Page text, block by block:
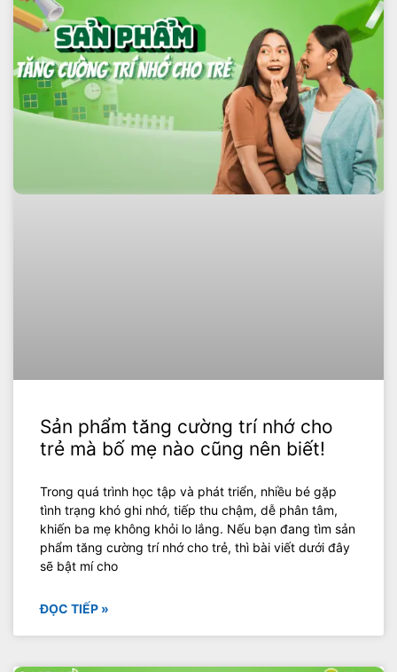
Sản phẩm tăng cường trí nhớ cho
trẻ mà bố mẹ nào cũng nên biết!
Trong quá trình học tập và phát triển, nhiều bé gặp
tình trạng khó ghi nhớ, tiếp thu chậm, dễ phân tâm,
khiến ba mẹ không khỏi lo lắng. Nếu bạn đang tìm sản
phẩm tăng cường trí nhớ cho trẻ, thì bài viết dưới đây
sẽ bật mí cho
ĐỌC TIẾP »